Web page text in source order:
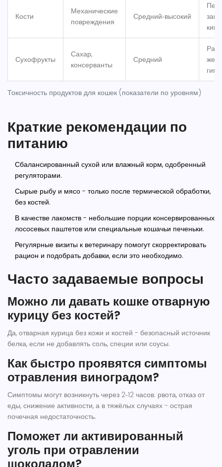
Токсичность продуктов для кошек (показатели по уровням)
Кости
Механические
повреждения
Средний‑высокий
Сухофрукты
Сахар,
консерванты
Средний
Краткие рекомендации по
питанию
Сбалансированный сухой или влажный корм, одобренный
регуляторами.
Сырые рыбу и мясо - только после термической обработки,
без костей.
В качестве лакомств - небольшие порции консервированных
лососевых паштетов или специальные кошачьи печеньки.
Регулярные визиты к ветеринару помогут скорректировать
рацион и подобрать добавки, если это необходимо.
Часто задаваемые вопросы
Можно ли давать кошке отварную
курицу без костей?
Да, отварная курица без кожи и костей - безопасный источник
белка, если не добавлять соль, специи или соусы.
Как быстро проявятся симптомы
отравления виноградом?
Симптомы могут возникнуть через 2‑12 часов: рвота, отказ от
еды, снижение активности, а в тяжёлых случаях - острая
почечная недостаточность.
Поможет ли активированный
уголь при отравлении